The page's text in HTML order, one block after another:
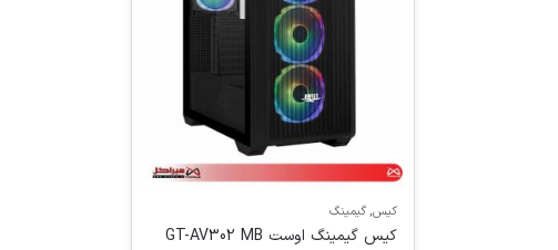
کیس,گیمینگ
کیس گیمینگ اوست GT-AV302 MB